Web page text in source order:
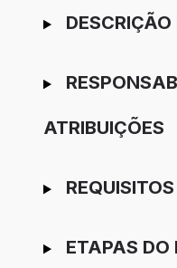
Ir para candidatura
ATRIBUIÇÕES
ETAPAS DO